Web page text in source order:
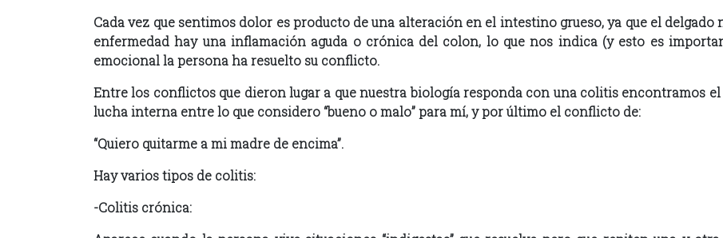
Cada vez que sentimos dolor es producto de una alteración en el intestino grueso, ya que el
enfermedad hay una inflamación aguda o crónica del colon, lo que nos indica (y esto es
emocional la persona ha resuelto su conflicto.
Entre los conflictos que dieron lugar a que nuestra biología responda con una colitis encontramos
lucha interna entre lo que considero “bueno o malo” para mí, y por último el conflicto de:
“Quiero quitarme a mi madre de encima”.
Hay varios tipos de colitis:
-Colitis crónica: